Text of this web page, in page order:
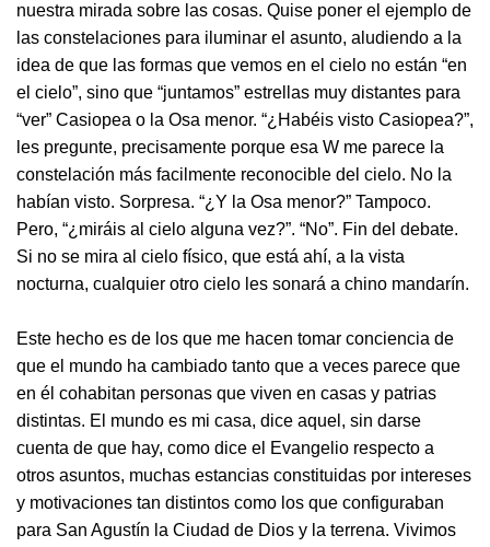
nuestra mirada sobre las cosas. Quise poner el ejemplo de
las constelaciones para iluminar el asunto, aludiendo a la
idea de que las formas que vemos en el cielo no están “en
el cielo”, sino que “juntamos” estrellas muy distantes para
“ver” Casiopea o la Osa menor. “¿Habéis visto Casiopea?”,
les pregunte, precisamente porque esa W me parece la
constelación más facilmente reconocible del cielo. No la
habían visto. Sorpresa. “¿Y la Osa menor?” Tampoco.
Pero, “¿miráis al cielo alguna vez?”. “No”. Fin del debate.
Si no se mira al cielo físico, que está ahí, a la vista
nocturna, cualquier otro cielo les sonará a chino mandarín.
Este hecho es de los que me hacen tomar conciencia de
que el mundo ha cambiado tanto que a veces parece que
en él cohabitan personas que viven en casas y patrias
distintas. El mundo es mi casa, dice aquel, sin darse
cuenta de que hay, como dice el Evangelio respecto a
otros asuntos, muchas estancias constituidas por intereses
y motivaciones tan distintos como los que configuraban
para San Agustín la Ciudad de Dios y la terrena. Vivimos